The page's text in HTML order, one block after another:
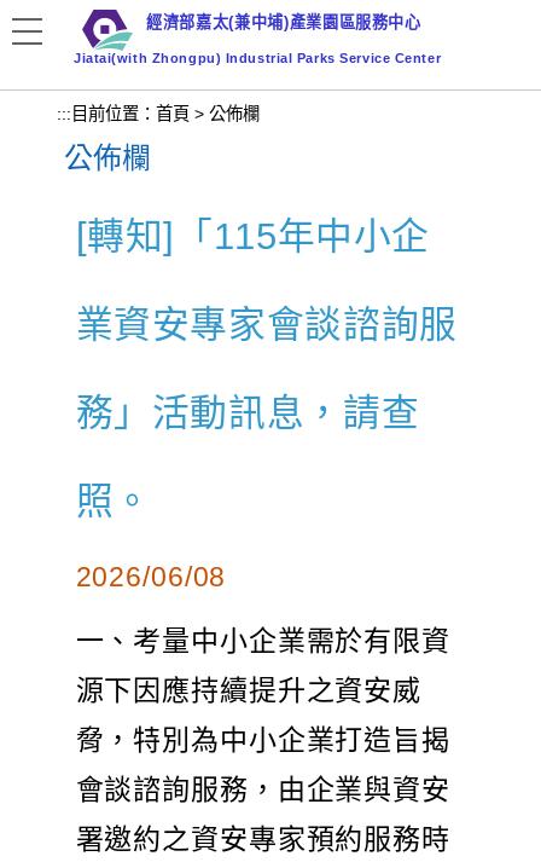
要
容
塊
經濟部嘉太(兼中埔)產業園區服務中心
Jiatai(with Zhongpu) Industrial Parks Service Center
::: 目前位置： 首頁 > 公佈欄
公佈欄
[轉知]「115年中小企
業資安專家會談諮詢服
務」活動訊息，請查
照。
2026/06/08
一、考量中小企業需於有限資
源下因應持續提升之資安威
脅，特別為中小企業打造旨揭
會談諮詢服務，由企業與資安
署邀約之資安專家預約服務時